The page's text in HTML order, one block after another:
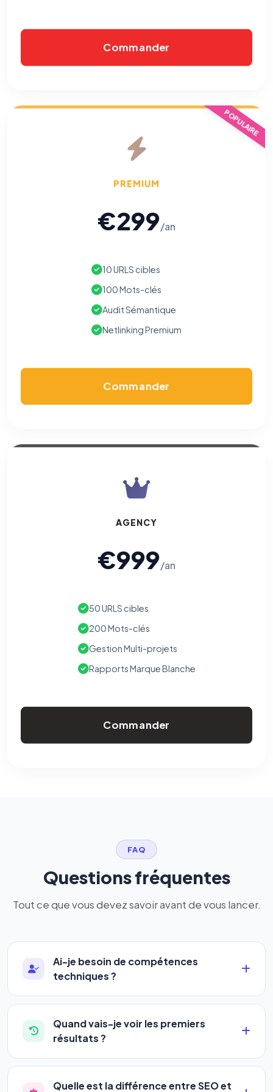
Commander
POPULAIRE
PREMIUM
€299/an
10 URLS cibles
100 Mots-clés
Audit Sémantique
Netlinking Premium
Commander
AGENCY
€999/an
50 URLS cibles
200 Mots-clés
Gestion Multi-projets
Rapports Marque Blanche
Commander
FAQ
Questions fréquentes
Tout ce que vous devez savoir avant de vous lancer.
Ai-je besoin de compétences
techniques ?
Absolument pas. Notre logiciel a été conçu pour
être accessible àtous les profils: artisans,
commerçants, auto-entrepreneurs, PME ou
complexe — vous renseignez l'adresse de votre
site, décrivez votre activité, et le logiciel gère tout
Quand vais-je voir les premiers
résultats ?
La plupart de nos utilisateurs observent une
amélioration de leur positionnement en4 à 6
Quelle est la différence entre SEO et
Permettent d'afficher des publicités pertinentes et de
Les e-mails peuvent contenir un pixel d'ouverture et des liens
traçants (Art. 82 loi Informatique et Libertés ; recommandation CNIL
Ce suivi n'est pas géré par ce
(cadre distinct du site web). Pour vous y
lien dédié en pied de chaque courriel
contact@logicielreferencement.com
(section Traceurs dans les Courriels).